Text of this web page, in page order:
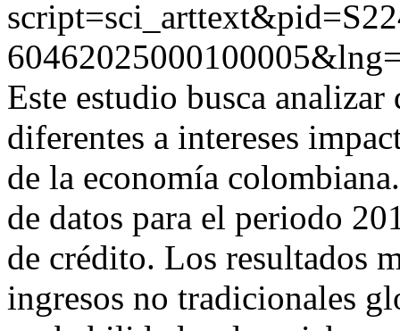
Este estudio busca
diferentes a intereses
de la economía
de datos para el periodo
de crédito. Los resultados
ingresos no tradicionales